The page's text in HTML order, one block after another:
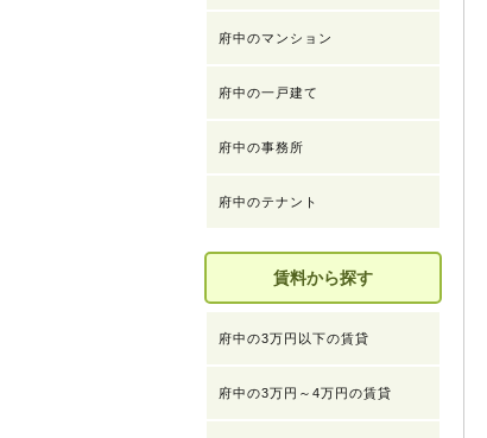
府中のマンション
府中の一戸建て
府中の事務所
府中のテナント
賃料から探す
府中の3万円以下の賃貸
府中の3万円～4万円の賃貸